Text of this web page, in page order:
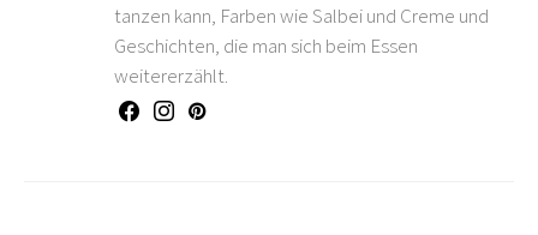
tanzen kann, Farben wie Salbei und Creme und
Geschichten, die man sich beim Essen
weitererzählt.